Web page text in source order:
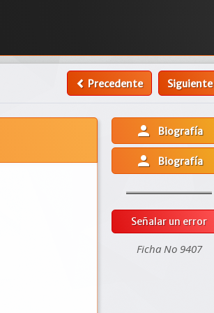
Precedente Siguiente
person Biografía
person Biografía
Señalar un error
Ficha No 9407